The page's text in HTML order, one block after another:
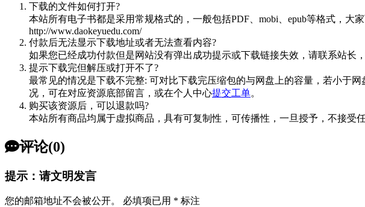
下载的文件如何打开?
本站所有电子书都是采用常规格式的，一般包括PDF、mobi、epub等格式，大
http://www.daokeyuedu.com/
付款后无法显示下载地址或者无法查看内容?
如果您已经成功付款但是网站没有弹出成功提示或下载链接失效，请联系站长
提示下载完但解压或打开不了?
最常见的情况是下载不完整: 可对比下载完压缩包的与网盘上的容量，若小于
况，可在对应资源底部留言，或在个人中心提交工单。
购买该资源后，可以退款吗?
本站所有商品均属于虚拟商品，具有可复制性，可传播性，一旦授予，不接
评论(0)
提示：请文明发言
您的邮箱地址不会被公开。 必填项已用 * 标注